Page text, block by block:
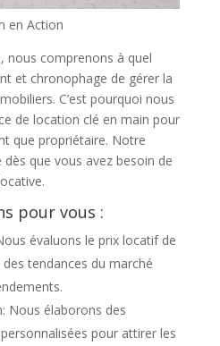
en Action
nous comprenons à quel
et chronophage de gérer la
C’est pourquoi nous
de location clé en main pour
que propriétaire. Notre
que vous avez besoin de
pour vous :
évaluons le prix locatif de
tendances du marché
Nous élaborons des
pour attirer les